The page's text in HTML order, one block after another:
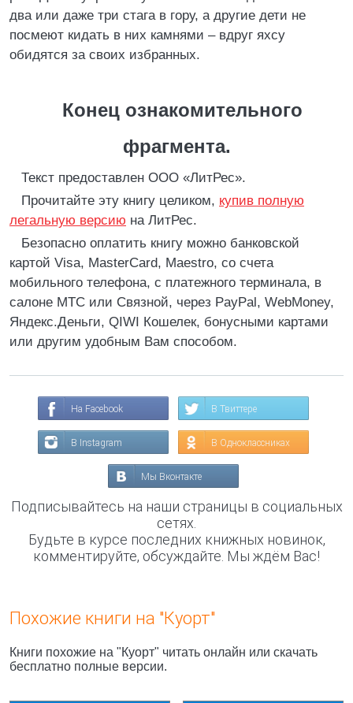
два или даже три стага в гору, а другие дети не
посмеют кидать в них камнями – вдруг яхсу
обидятся за своих избранных.
Конец ознакомительного
фрагмента.
Текст предоставлен ООО «ЛитРес».
Прочитайте эту книгу целиком, купив полную
легальную версию на ЛитРес.
Безопасно оплатить книгу можно банковской
картой Visa, MasterCard, Maestro, со счета
мобильного телефона, с платежного терминала, в
салоне МТС или Связной, через PayPal, WebMoney,
Яндекс.Деньги, QIWI Кошелек, бонусными картами
или другим удобным Вам способом.
На Facebook В Твиттере
В Instagram В Одноклассниках
Мы Вконтакте
Подписывайтесь на наши страницы в социальных
сетях.
Будьте в курсе последних книжных новинок,
комментируйте, обсуждайте. Мы ждём Вас!
Похожие книги на "Куорт"
Книги похожие на "Куорт" читать онлайн или скачать
бесплатно полные версии.